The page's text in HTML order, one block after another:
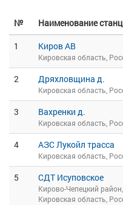
№ Наименование
1
Киров АВ
Кировская область,
2 Дряхловщина д.
Кировская область,
3 Вахренки д.
Кировская область,
4 АЗС Лукойл трасса
Кировская область,
5 СДТ Исуповское
Кирово-Чепецкий район,
Кировская область,